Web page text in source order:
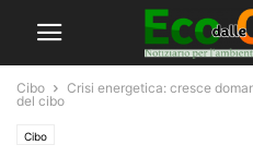
Cibo
Crisi energetica: cresce
del cibo
Cibo